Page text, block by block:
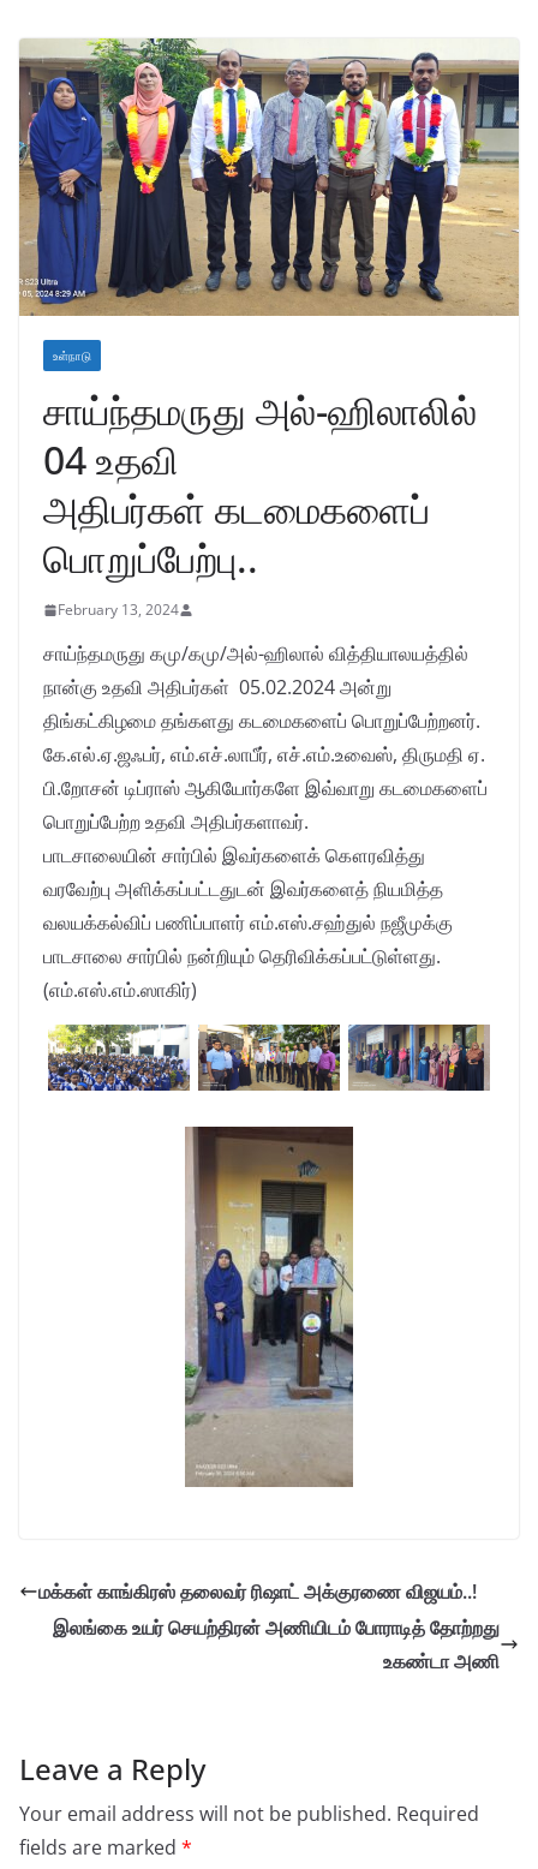
உள்நாடு
சாய்ந்தமருது அல்-ஹிலாலில்
04 உதவி
அதிபர்கள் கடமைகளைப்
பொறுப்பேற்பு..
February 13, 2024
சாய்ந்தமருது கமு/கமு/அல்-ஹிலால் வித்தியாலயத்தில்
நான்கு உதவி அதிபர்கள் 05.02.2024 அன்று
திங்கட்கிழமை தங்களது கடமைகளைப் பொறுப்பேற்றனர்.
கே.எல்.ஏ.ஜஃபர், எம்.எச்.லாபீர், எச்.எம்.உவைஸ், திருமதி ஏ.
பி.றோசன் டிப்ராஸ் ஆகியோர்களே இவ்வாறு கடமைகளைப்
பொறுப்பேற்ற உதவி அதிபர்களாவர்.
பாடசாலையின் சார்பில் இவர்களைக் கௌரவித்து
வரவேற்பு அளிக்கப்பட்டதுடன் இவர்களைத் நியமித்த
வலயக்கல்விப் பணிப்பாளர் எம்.எஸ்.சஹ்துல் நஜீமுக்கு
பாடசாலை சார்பில் நன்றியும் தெரிவிக்கப்பட்டுள்ளது.
(எம்.எஸ்.எம்.ஸாகிர்)
மக்கள் காங்கிரஸ் தலைவர் ரிஷாட் அக்குரணை விஜயம்..!
இலங்கை உயர் செயற்திரன் அணியிடம் போராடித் தோற்றது
உகண்டா அணி
Leave a Reply
Your email address will not be published. Required
fields are marked *